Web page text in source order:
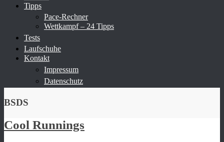
Tipps
Pace-Rechner
Wettkampf – 24 Tipps
Tests
Laufschuhe
Kontakt
Impressum
Datenschutz
BSDS
Cool Runnings